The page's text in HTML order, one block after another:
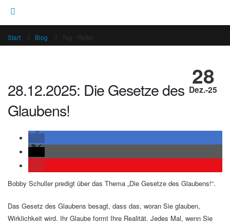
Start Blog Tag - Retter
28
Dez.-25
28.12.2025: Die Gesetze des
Glaubens!
Bobby Schuller predigt über das Thema „Die Gesetze des Glaubens!“.
Das Gesetz des Glaubens besagt, dass das, woran Sie glauben,
Wirklichkeit wird. Ihr Glaube formt Ihre Realität. Jedes Mal, wenn Sie